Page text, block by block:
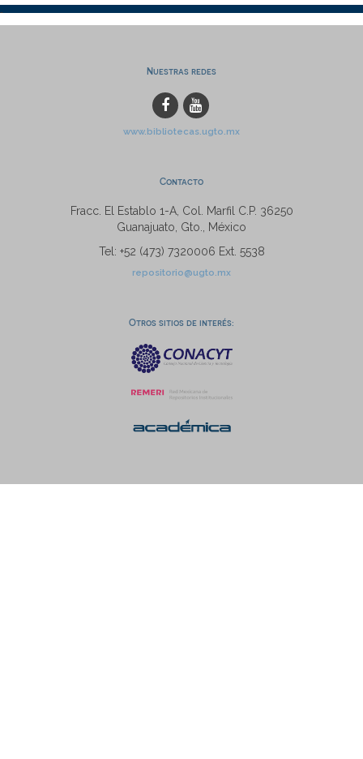
Nuestras redes
www.bibliotecas.ugto.mx
Contacto
Fracc. El Establo 1-A, Col. Marfil C.P. 36250
Guanajuato, Gto., México
Tel: +52 (473) 7320006 Ext. 5538
repositorio@ugto.mx
Otros sitios de interés: